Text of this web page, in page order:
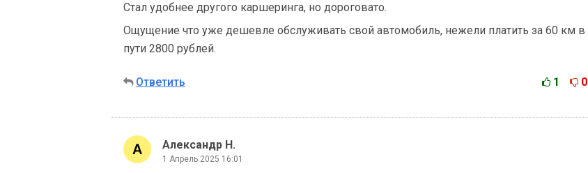
Стал удобнее другого каршеринга, но дороговато.
Ощущение что уже дешевле обслуживать свой автомобиль, нежели платить за 60 км в
пути 2800 рублей.
Ответить 1 0
Александр Н.
1 Апрель 2025 16:01